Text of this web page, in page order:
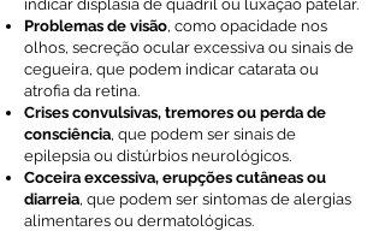
indicar displasia de quadril ou luxação patelar.
Problemas de visão, como opacidade nos
olhos, secreção ocular excessiva ou sinais de
cegueira, que podem indicar catarata ou
atrofia da retina.
Crises convulsivas, tremores ou perda de
consciência, que podem ser sinais de
epilepsia ou distúrbios neurológicos.
Coceira excessiva, erupções cutâneas ou
diarreia, que podem ser sintomas de alergias
alimentares ou dermatológicas.